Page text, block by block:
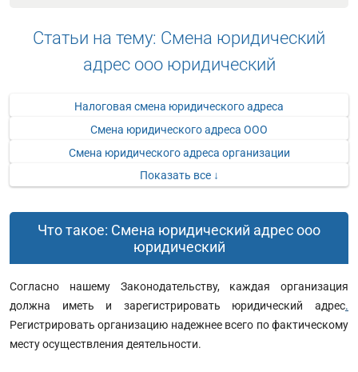
Статьи на тему: Смена юридический
адрес ооо юридический
Налоговая смена юридического адреса
Смена юридического адреса ООО
Смена юридического адреса организации
Показать все ↓
Что такое: Смена юридический адрес ооо
юридический
Согласно нашему Законодательству, каждая организация
должна иметь и зарегистрировать юридический адрес.
Регистрировать организацию надежнее всего по фактическому
месту осуществления деятельности.